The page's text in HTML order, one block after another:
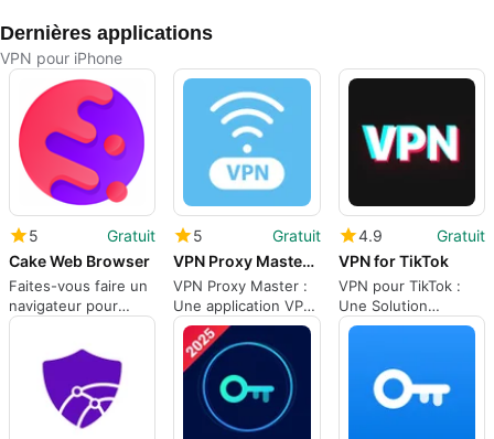
Dernières applications
VPN pour iPhone
5
Gratuit
Cake Web Browser
Faites-vous faire un
navigateur pour
votre téléphone
avec Cake Web
Browser
5
Gratuit
VPN Proxy Master for iPhone
VPN Proxy Master :
Une application VPN
performante
4.9
Gratuit
VPN for TikTok
VPN pour TikTok :
Une Solution
Sécurisée